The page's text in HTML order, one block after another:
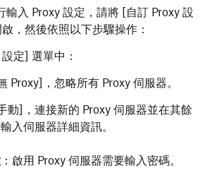
輸入 Proxy 設定，請將 [自訂 Proxy 設
，然後依照以下步驟操作：
定] 選單中：
Proxy] ，忽略所有 Proxy 伺服器。
動] ，連接新的 Proxy 伺服器並在其餘
入伺服器詳細資訊。
：啟用 Proxy 伺服器需要輸入密碼。